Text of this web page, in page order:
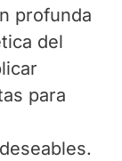
profunda
del
para